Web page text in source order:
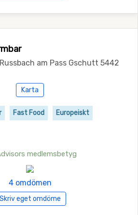
am Pass Gschutt 5442
Karta
Fast Food Europeiskt
medlemsbetyg
4 omdömen
Skriv eget omdöme